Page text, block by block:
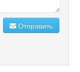
Отправить